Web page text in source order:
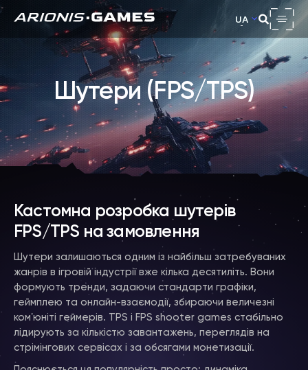
UA
Шутери (FPS/TPS)
Кастомна розробка шутерів
FPS/TPS на замовлення
Шутери залишаються одним із найбільш затребуваних
жанрів в ігровій індустрії вже кілька десятиліть. Вони
формують тренди, задаючи стандарти графіки,
геймплею та онлайн-взаємодії, збираючи величезні
комʼюніті геймерів. TPS і FPS shooter games стабільно
лідирують за кількістю завантажень, переглядів на
стрімінгових сервісах і за обсягами монетизації.